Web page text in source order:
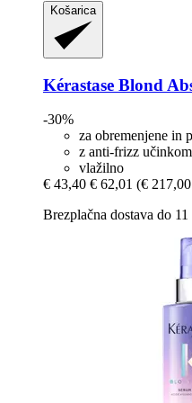
Košarica
Kérastase Blond
-30%
za obremenjene in
z anti-frizz učinkom
vlažilno
€ 43,40 € 62,01 (€
Brezplačna dostava do 11